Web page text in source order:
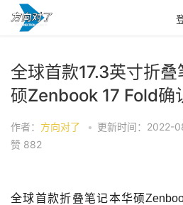
全球首款17.3英寸折
硕Zenbook 17 Fold确
作者： 方向对了 • 更新时间：2022-
赞 882
全球首款折叠笔记本华硕